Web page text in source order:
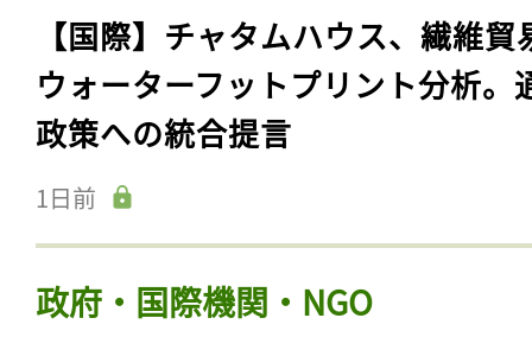
【国際】チャタムハウス、繊維貿
ウォーターフットプリント分析。
政策への統合提言
1日前
政府・国際機関・NGO